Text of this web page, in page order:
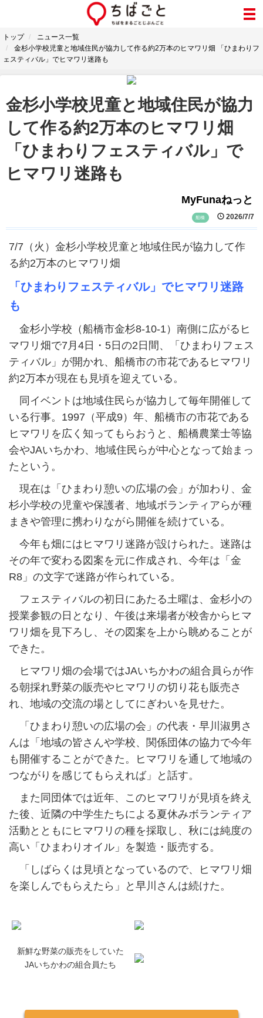
トップ
ニュース一覧
金杉小学校児童と地域住民が協力して作る約2万本のヒマワリ畑 「ひまわりフ
ェスティバル」でヒマワリ迷路も
金杉小学校児童と地域住民が協力
して作る約2万本のヒマワリ畑
「ひまわりフェスティバル」で
ヒマワリ迷路も
MyFunaねっと
船橋 2026/7/7
7/7（火）金杉小学校児童と地域住民が協力して作
る約2万本のヒマワリ畑
「ひまわりフェスティバル」でヒマワリ迷路
も
金杉小学校（船橋市金杉8-10-1）南側に広がるヒ
マワリ畑で7月4日・5日の2日間、「ひまわりフェス
ティバル」が開かれ、船橋市の市花であるヒマワリ
約2万本が現在も見頃を迎えている。
同イベントは地域住民らが協力して毎年開催して
いる行事。1997（平成9）年、船橋市の市花である
ヒマワリを広く知ってもらおうと、船橋農業士等協
会やJAいちかわ、地域住民らが中心となって始まっ
たという。
現在は「ひまわり憩いの広場の会」が加わり、金
杉小学校の児童や保護者、地域ボランティアらが種
まきや管理に携わりながら開催を続けている。
今年も畑にはヒマワリ迷路が設けられた。迷路は
その年で変わる図案を元に作成され、今年は「金
R8」の文字で迷路が作られている。
フェスティバルの初日にあたる土曜は、金杉小の
授業参観の日となり、午後は来場者が校舎からヒマ
ワリ畑を見下ろし、その図案を上から眺めることが
できた。
ヒマワリ畑の会場ではJAいちかわの組合員らが作
る朝採れ野菜の販売やヒマワリの切り花も販売さ
れ、地域の交流の場としてにぎわいを見せた。
「ひまわり憩いの広場の会」の代表・早川淑男さ
んは「地域の皆さんや学校、関係団体の協力で今年
も開催することができた。ヒマワリを通して地域の
つながりを感じてもらえれば」と話す。
また同団体では近年、このヒマワリが見頃を終え
た後、近隣の中学生たちによる夏休みボランティア
活動とともにヒマワリの種を採取し、秋には純度の
高い「ひまわりオイル」を製造・販売する。
「しばらくは見頃となっているので、ヒマワリ畑
を楽しんでもらえたら」と早川さんは続けた。
新鮮な野菜の販売をしていた
JAいちかわの組合員たち